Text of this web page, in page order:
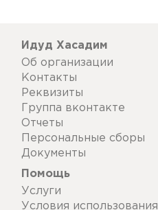
Идуд Хасадим
Об организации
Контакты
Реквизиты
Группа вконтакте
Отчеты
Персональные сборы
Документы
Помощь
Услуги
Условия использования